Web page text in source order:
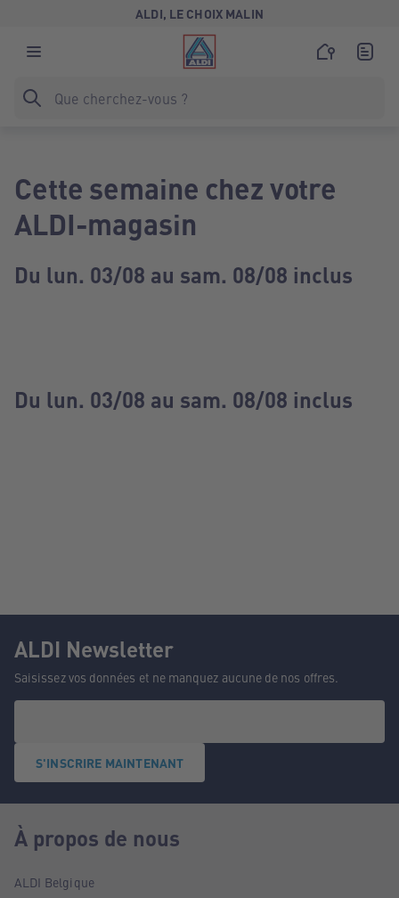
ALDI, LE CHOIX MALIN
Cette semaine chez votre
ALDI-magasin
Du lun. 03/08 au sam. 08/08 inclus
Du lun. 03/08 au sam. 08/08 inclus
ALDI Newsletter
Saisissez vos données et ne manquez aucune de nos offres.
S'INSCRIRE MAINTENANT
À propos de nous
ALDI Belgique